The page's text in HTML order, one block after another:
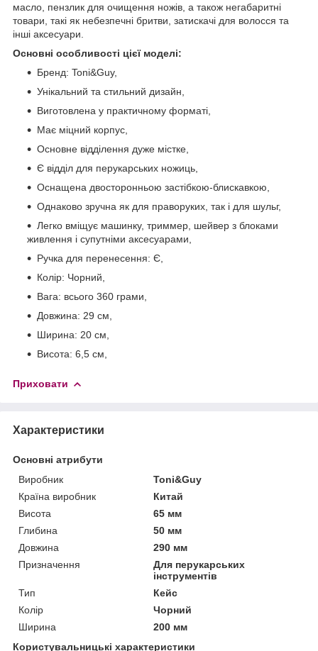
масло, пензлик для очищення ножів, а також негабаритні
товари, такі як небезпечні бритви, затискачі для волосся та
інші аксесуари.
Основні особливості цієї моделі:
Бренд: Toni&Guy,
Унікальний та стильний дизайн,
Виготовлена у практичному форматі,
Має міцний корпус,
Основне відділення дуже містке,
Є відділ для перукарських ножиць,
Оснащена двосторонньою застібкою-блискавкою,
Однаково зручна як для праворуких, так і для шульг,
Легко вміщує машинку, триммер, шейвер з блоками
живлення і супутніми аксесуарами,
Ручка для перенесення: Є,
Колір: Чорний,
Вага: всього 360 грами,
Довжина: 29 см,
Ширина: 20 см,
Висота: 6,5 см,
Приховати
Характеристики
Основні атрибути
Виробник
Toni&Guy
Країна виробник
Китай
Висота
65 мм
Глибина
50 мм
Довжина
290 мм
Призначення
Для перукарських
інструментів
Тип
Кейс
Колір
Чорний
Ширина
200 мм
Користувальницькі характеристики